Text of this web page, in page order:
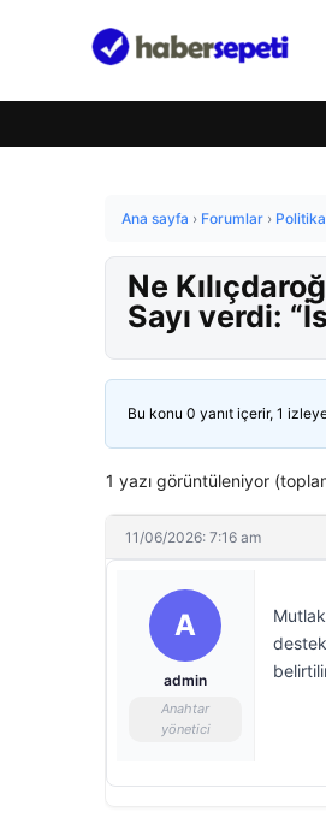
Ana sayfa › Forumlar › Politika
Ne
Sayı verdi:
Bu konu 0 yanıt içerir, 1
1 yazı görüntüleniyor
11/06/2026: 7:16 am
A
admin
Anahtar
yönetici